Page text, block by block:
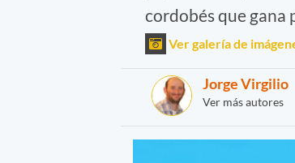
cordobés que gana
Ver galería de
Jorge Virgilio
Ver más autores